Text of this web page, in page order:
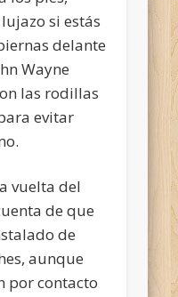
si estás
delante
Wayne
las rodillas
evitar
vuelta del
de que
de
aunque
por contacto